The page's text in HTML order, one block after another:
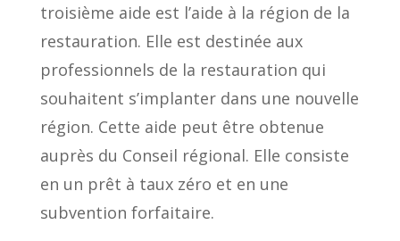
troisième aide est l’aide à la région de la
restauration. Elle est destinée aux
professionnels de la restauration qui
souhaitent s’implanter dans une nouvelle
région. Cette aide peut être obtenue
auprès du Conseil régional. Elle consiste
en un prêt à taux zéro et en une
subvention forfaitaire.